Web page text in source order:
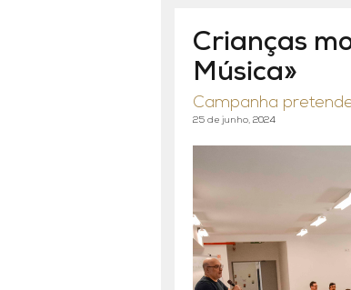
Crianças
Música»
Campanha
25 de junho, 2024